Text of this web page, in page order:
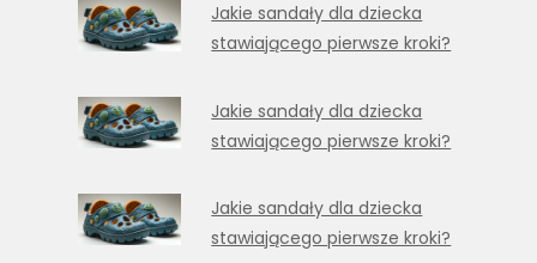
Jakie sandały dla dziecka
stawiającego pierwsze kroki?
Jakie sandały dla dziecka
stawiającego pierwsze kroki?
Jakie sandały dla dziecka
stawiającego pierwsze kroki?